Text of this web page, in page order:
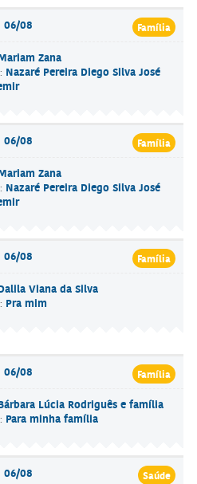
Família
06/08
Zana
Nazaré Pereira Diego Silva José
Família
06/08
Zana
Nazaré Pereira Diego Silva José
Família
06/08
Viana da Silva
Pra mim
Família
06/08
Lúcia Rodriguês e família
Para minha família
Saúde
06/08